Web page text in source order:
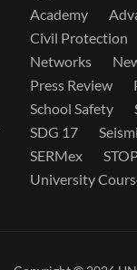
Academy
Civil Protection
Networks
Press Review
School Safety
SDG 17
SERMex
University